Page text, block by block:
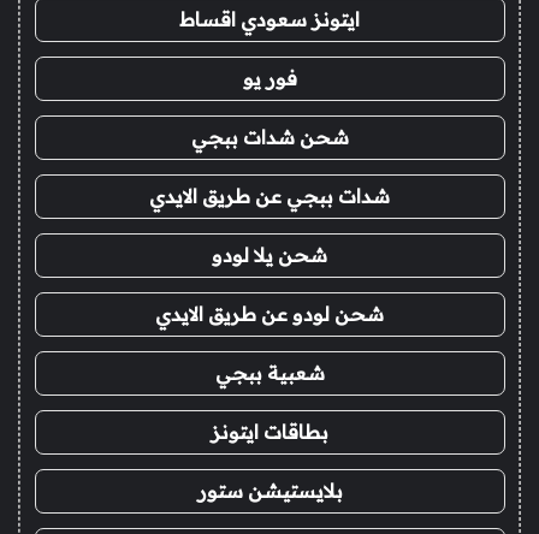
ايتونز سعودي اقساط
فور يو
شحن شدات ببجي
شدات ببجي عن طريق الايدي
شحن يلا لودو
شحن لودو عن طريق الايدي
شعبية ببجي
بطاقات ايتونز
بلايستيشن ستور